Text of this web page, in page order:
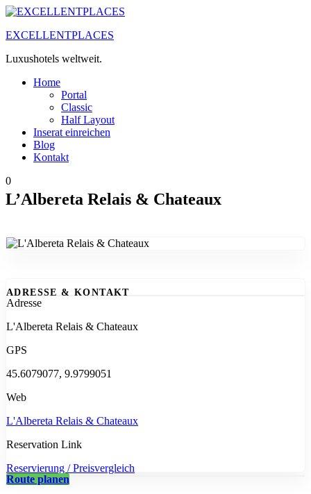
Zum
springen
EXCELLENTPLACES
Luxushotels weltweit.
Home
Portal
Classic
Half Layout
Inserat einreichen
Blog
Kontakt
0
L’Albereta Relais & Chateaux
ADRESSE & KONTAKT
Adresse
L'Albereta Relais & Chateaux
GPS
45.6079077, 9.9799051
Web
L'Albereta Relais & Chateaux
Reservation Link
Reservierung / Preisvergleich
Route planen